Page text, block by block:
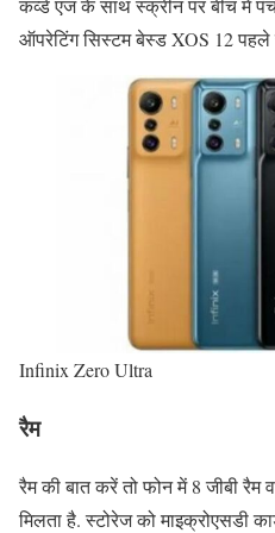
कर्व्ड एज के साथ स्क्रीन पर बीच में
ऑपरेटिंग सिस्टम बेस्ड XOS 12
Infinix Zero Ultra
रैम
रैम की बात करें तो फोन में 8 जीबी रैम
मिलता है. स्टोरेज को माइक्रोएसडी